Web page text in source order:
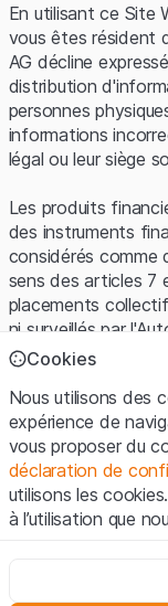
En utilisant ce Site
vous êtes résident
AG décline
distribution
personnes
informations
légal ou leur siège
Les produits
des instruments
considérés comme
sens des articles 7
placements
ni surveillés par
marchés financiers
protection
Conditions
En utilisant le Site
"Site Web"), vous
vous acceptez les
vous n'acceptez
vous abstenir
Cookies
Nous utilisons des
expérience de
vous proposer du
déclaration de
utilisons les
à l’utilisation que
Ces cookies sont